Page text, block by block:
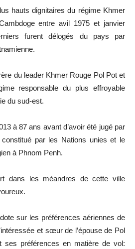
hauts dignitaires du régime Khmer
entre avil 1975 et janvier
furent délogés du pays par
du leader Khmer Rouge Pol Pot et
responsable du plus effroyable
du sud-est.
à 87 ans avant d’avoir été jugé par
constitué par les Nations unies et le
à Phnom Penh.
dans les méandres de cette ville
sur les préférences aériennes de
et sœur de l’épouse de Pol
ses préférences en matière de vol: